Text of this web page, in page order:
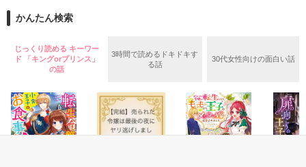
作品を読む
お読みいただいた皆様、ありがとうございます！
◇　◇　◇
会社のなんでも屋さん。それが私の仕事。
アイドル顔負けのルックス
かんたん検索
じっくり読める キーワー
ド 「キングorプリンス」
の話
3時間で読めるドキドキす
る話
30代女性向けの面白い話